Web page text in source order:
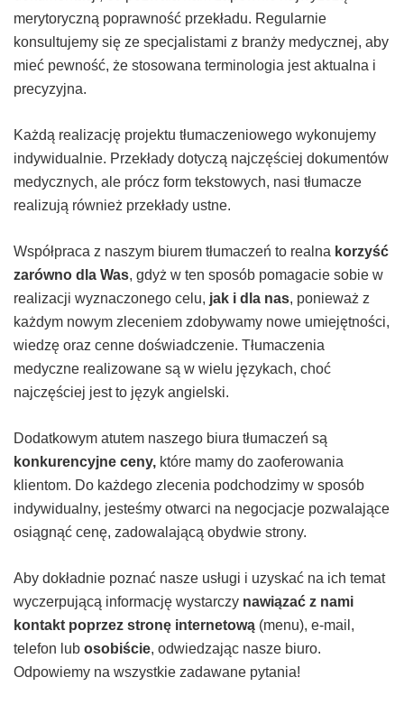
merytoryczną poprawność przekładu. Regularnie
konsultujemy się ze specjalistami z branży medycznej, aby
mieć pewność, że stosowana terminologia jest aktualna i
precyzyjna.
Każdą realizację projektu tłumaczeniowego wykonujemy
indywidualnie. Przekłady dotyczą najczęściej dokumentów
medycznych, ale prócz form tekstowych, nasi tłumacze
realizują również przekłady ustne.
Współpraca z naszym biurem tłumaczeń to realna korzyść
zarówno dla Was, gdyż w ten sposób pomagacie sobie w
realizacji wyznaczonego celu, jak i dla nas, ponieważ z
każdym nowym zleceniem zdobywamy nowe umiejętności,
wiedzę oraz cenne doświadczenie. Tłumaczenia
medyczne realizowane są w wielu językach, choć
najczęściej jest to język angielski.
Dodatkowym atutem naszego biura tłumaczeń są
konkurencyjne ceny, które mamy do zaoferowania
klientom. Do każdego zlecenia podchodzimy w sposób
indywidualny, jesteśmy otwarci na negocjacje pozwalające
osiągnąć cenę, zadowalającą obydwie strony.
Aby dokładnie poznać nasze usługi i uzyskać na ich temat
wyczerpującą informację wystarczy nawiązać z nami
kontakt poprzez stronę internetową (menu), e-mail,
telefon lub osobiście, odwiedzając nasze biuro.
Odpowiemy na wszystkie zadawane pytania!